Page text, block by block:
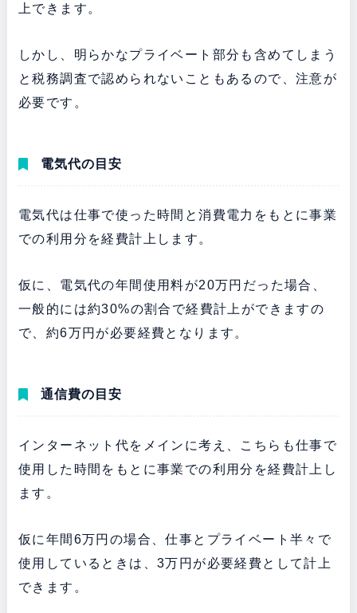
上できます。
しかし、明らかなプライベート部分も含めてしまう
と税務調査で認められないこともあるので、注意が
必要です。
電気代の目安
電気代は仕事で使った時間と消費電力をもとに事業
での利用分を経費計上します。
仮に、電気代の年間使用料が20万円だった場合、
一般的には約30%の割合で経費計上ができますの
で、約6万円が必要経費となります。
通信費の目安
インターネット代をメインに考え、こちらも仕事で
使用した時間をもとに事業での利用分を経費計上し
ます。
仮に年間6万円の場合、仕事とプライベート半々で
使用しているときは、3万円が必要経費として計上
できます。